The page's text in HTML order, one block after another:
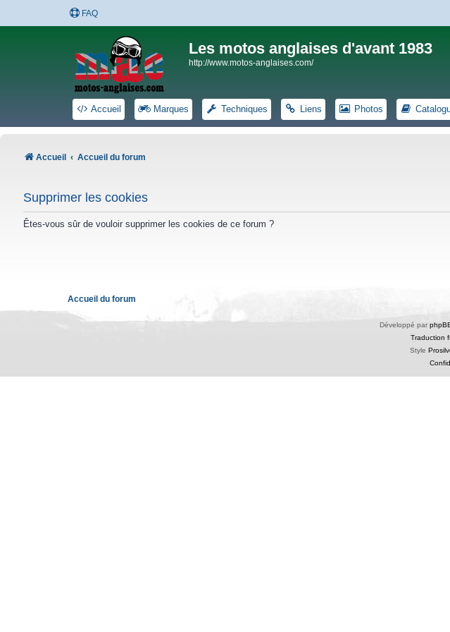
FAQ
Les motos anglaises d'avant 1983
http://www.motos-anglaises.com/
Accueil Marques Techniques Liens Photos
Accueil Accueil du forum
Supprimer les cookies
Êtes-vous sûr de vouloir supprimer les cookies de ce forum ?
Accueil du forum
Développé par
Traduction
Style